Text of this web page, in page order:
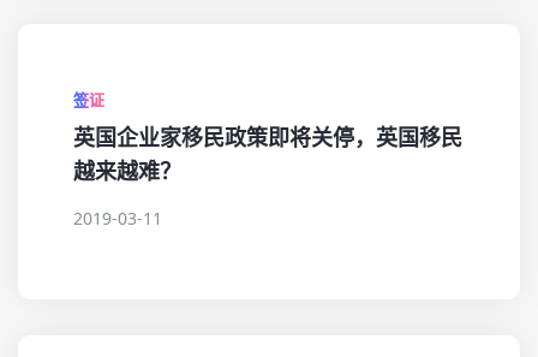
签证
英国企业家移民政策即将关停，英国移民
越来越难？
2019-03-11